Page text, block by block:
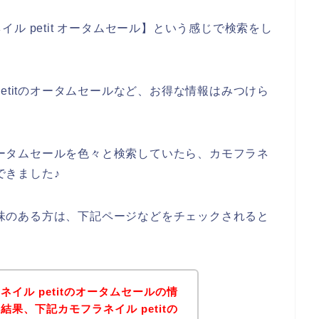
ル petit オータムセール】という感じで検索をし
のオータムセールなど、お得な情報はみつけら
ムセールを色々と検索していたら、カモフラネ
きました♪
ある方は、下記ページなどをチェックされると
イル petitのオータムセールの情
果、下記カモフラネイル petitの